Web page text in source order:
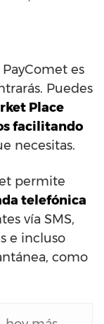
es
Puedes
Place
facilitando
necesitas.
permite
telefónica
vía SMS,
e incluso
como